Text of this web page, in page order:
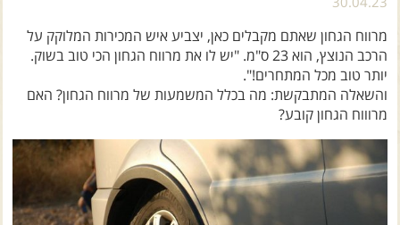
פודקאסט ג'יפאות
צרו קשר עם שבילים
אודות יואב קווה והאתר שבילים
הרכב הנוצץ, הוא 23 ס"מ. "יש לו את מרווח הגחון הכי טוב בשוק.
יותר טוב מכל המתחרים!".
והשאלה המתבקשת: מה בכלל המשמעות של מרווח הגחון? האם
מרוווח הגחון קובע?